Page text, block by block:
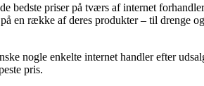
bedste priser på tværs af internet
en række af deres produkter – til drenge
nogle enkelte internet handler efter
pris.